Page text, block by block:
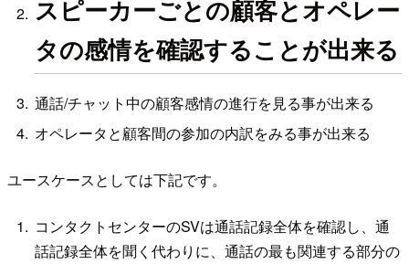
スピーカーごとの顧客とオペレー
タの感情を確認することが出来る
通話/チャット中の顧客感情の進行を見る事が出来る
オペレータと顧客間の参加の内訳をみる事が出来る
ユースケースとしては下記です。
コンタクトセンターのSVは通話記録全体を確認し、通
話記録全体を聞く代わりに、通話の最も関連する部分の